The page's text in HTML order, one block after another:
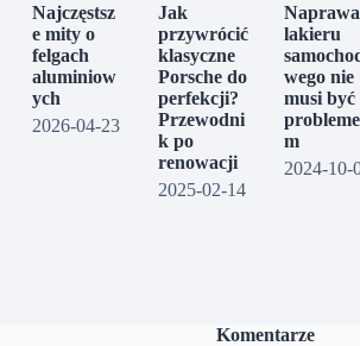
Najczęstsz
e mity o
felgach
aluminiow
ych
2026-04-23
Jak
przywrócić
klasyczne
Porsche do
perfekcji?
Przewodni
k po
renowacji
2025-02-14
Naprawa
lakieru
wego nie
musi być
probleme
m
2024-10-
Komentarze